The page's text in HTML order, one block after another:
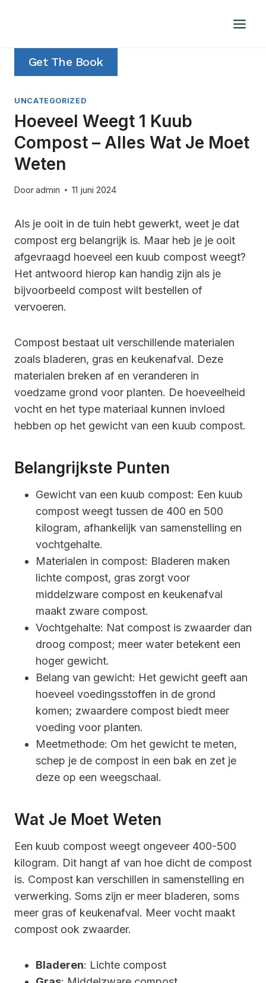
Get The Book
UNCATEGORIZED
Hoeveel Weegt 1 Kuub
Compost – Alles Wat Je Moet
Weten
Dooradmin 11 juni 2024
Als je ooit in de tuin hebt gewerkt, weet je dat
compost erg belangrijk is. Maar heb je je ooit
afgevraagd hoeveel een kuub compost weegt?
Het antwoord hierop kan handig zijn als je
bijvoorbeeld compost wilt bestellen of
vervoeren.
Compost bestaat uit verschillende materialen
zoals bladeren, gras en keukenafval. Deze
materialen breken af en veranderen in
voedzame grond voor planten. De hoeveelheid
vocht en het type materiaal kunnen invloed
hebben op het gewicht van een kuub compost.
Belangrijkste Punten
Gewicht van een kuub compost: Een kuub
compost weegt tussen de 400 en 500
kilogram, afhankelijk van samenstelling en
vochtgehalte.
Materialen in compost: Bladeren maken
lichte compost, gras zorgt voor
middelzware compost en keukenafval
maakt zware compost.
Vochtgehalte: Nat compost is zwaarder dan
droog compost; meer water betekent een
hoger gewicht.
Belang van gewicht: Het gewicht geeft aan
hoeveel voedingsstoffen in de grond
komen; zwaardere compost biedt meer
voeding voor planten.
Meetmethode: Om het gewicht te meten,
schep je de compost in een bak en zet je
deze op een weegschaal.
Wat Je Moet Weten
Een kuub compost weegt ongeveer 400-500
kilogram. Dit hangt af van hoe dicht de compost
is. Compost kan verschillen in samenstelling en
verwerking. Soms zijn er meer bladeren, soms
meer gras of keukenafval. Meer vocht maakt
compost ook zwaarder.
Bladeren: Lichte compost